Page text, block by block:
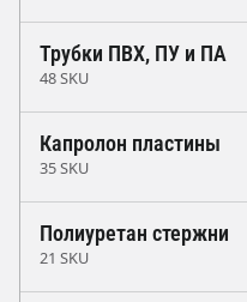
Трубки ПВХ, ПУ и ПА
48 SKU
Капролон пластины
35 SKU
Полиуретан стержни
21 SKU